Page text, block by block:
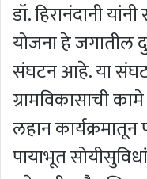
डॉ. हिरानंदानी
योजना हे जगातील
संघटन आहे. या
ग्रामविकासाची
लहान
पायाभूत